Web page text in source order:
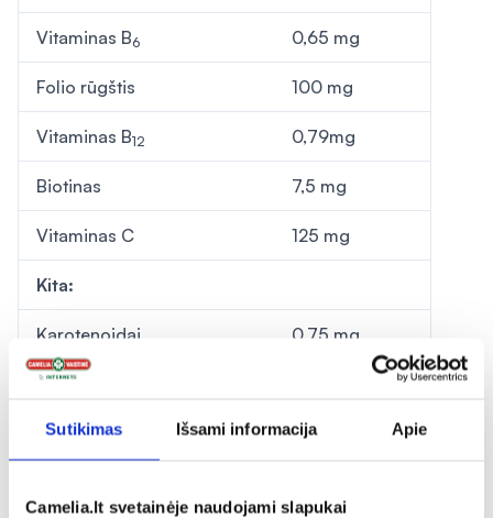
Sutikimas Išsami informacija Apie
Camelia.lt svetainėje naudojami slapukai
Vitaminas B6 0,65 mg
Folio rūgštis 100 mg
Vitaminas B12 0,79mg
Biotinas 7,5 mg
Vitaminas C 125 mg
Kita:
Karotenoidai 0,75 mg
Cholinas
Osmoliarumas 500 mOsmol/l